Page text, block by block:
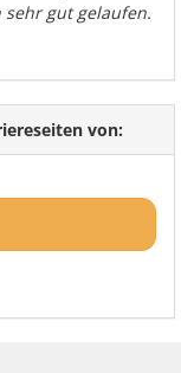
sehr gut gelaufen.
von: